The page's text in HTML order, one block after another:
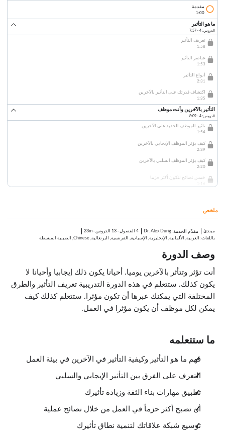
مقدمة
1:00
ما هو التأثير
الدروس: 4 · 7:57
تعريف التأثير
1:58
عناصر التأثير
1:53
أنواع التأثير
2:31
اكتشاف قدرتك على التأثير بالآخرين
1:35
التأثير بالآخرين وأنت موظف
الدروس: 4 · 8:09
تأثير الموظف الجديد على الآخرين
1:54
كيف يؤثر الموظف الإيجابي بالآخرين
2:39
كيف يؤثر الموظف السلبي بالآخرين
2:20
خمس نصائح لتكون أكثر حزما
التأثير الخفي
1:34
التأثير والشبكات
1:35
1:39
0:26
ملخص
مبتدئ مقدِّم الخدمة:
Dr. Alex Durig 4 الفصول · 13 الدروس ·
23m
باللغات: العربية, الألمانية, الإنجليزية, الإسبانية, الفرنسية, البرتغالية, Chinese, الصينية المبسطة
وصف الدورة
أنت تؤثر وتتأثر بالآخرين يوميا. أحيانا يكون ذلك إيجابيا وأحيانا لا
يكون كذلك. ستتعلم في هذه الدورة التدريبية تعريف التأثير والطرق
المختلفة التي يمكنك عبرها أن تكون مؤثرا. ستتعلم كذلك كيف
يمكن لكل موظف أن يكون مؤثرا في العمل.
ما ستتعلمه
فهم ما هو التأثير وكيفية التأثير في الآخرين في بيئة العمل
التعرف على الفرق بين التأثير الإيجابي والسلبي
تطبيق مهارات بناء الثقة وزيادة تأثيرك
أن تصبح أكثر حزماً في العمل من خلال نصائح عملية
توسيع شبكة علاقاتك لتنمية نطاق تأثيرك